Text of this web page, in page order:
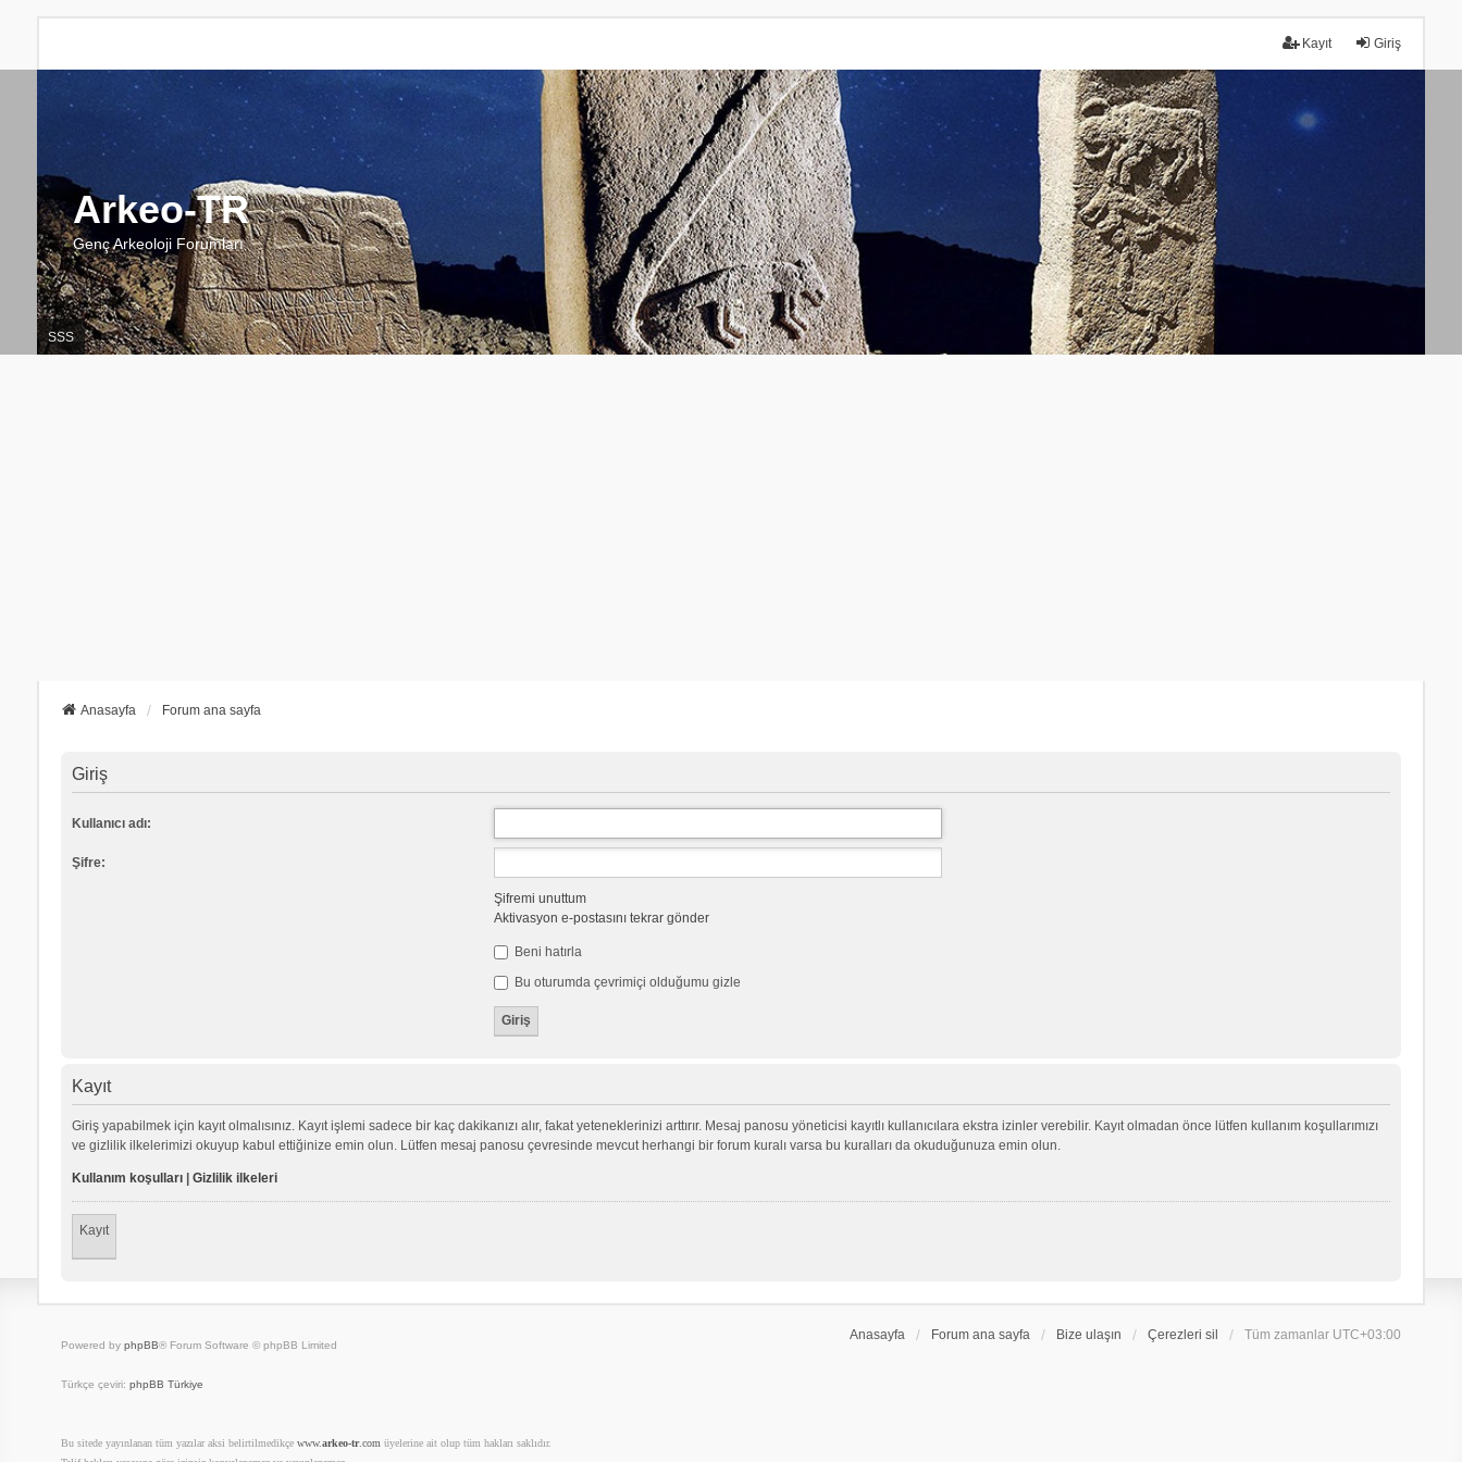
Giriş
Kayıt
Arkeo-TR
Genç Arkeoloji Forumları
SSS
Anasayfa Forum ana sayfa
Giriş
Kullanıcı adı:
Şifre:
Şifremi unuttum
Aktivasyon e-postasını tekrar gönder
Beni hatırla
Bu oturumda çevrimiçi olduğumu gizle
Kayıt
Giriş yapabilmek için kayıt olmalısınız. Kayıt işlemi sadece bir kaç dakikanızı alır, fakat yeteneklerinizi arttırır. Mesaj panosu yöneticisi kayıtlı kullanıcılara ekstra izinler verebilir. Kayıt olmadan önce lütfen kullanım koşullarımızı
ve gizlilik ilkelerimizi okuyup kabul ettiğinize emin olun. Lütfen mesaj panosu çevresinde mevcut herhangi bir forum kuralı varsa bu kuralları da okuduğunuza emin olun.
Kullanım koşulları| Gizlilik ilkeleri
Kayıt
Anasayfa Forum ana sayfa Bize ulaşın Çerezleri sil Tüm zamanlar UTC+03:00
Powered by phpBB® Forum Software © phpBB Limited
Türkçe çeviri: phpBB Türkiye
Bu sitede yayınlanan tüm yazılar aksi belirtilmedikçe www.arkeo-tr.com üyelerine ait olup tüm hakları saklıdır.